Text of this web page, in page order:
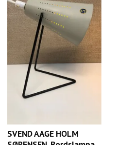
SVEND AAGE HOLM